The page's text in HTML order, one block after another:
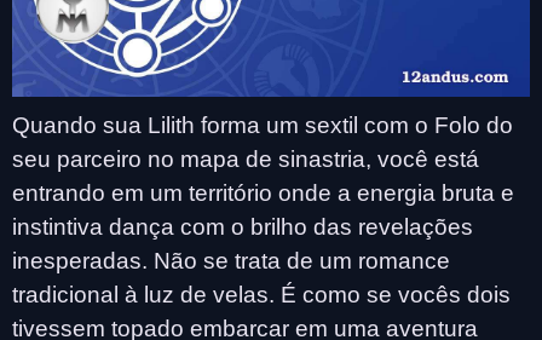
Quando sua Lilith forma um sextil com o Folo do
seu parceiro no mapa de sinastria, você está
entrando em um território onde a energia bruta e
instintiva dança com o brilho das revelações
inesperadas. Não se trata de um romance
tradicional à luz de velas. É como se vocês dois
tivessem topado embarcar em uma aventura